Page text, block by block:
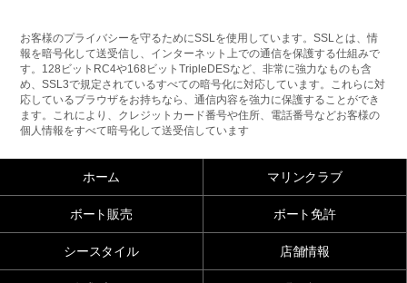
お客様のプライバシーを守るためにSSLを使用しています。SSLとは、情
報を暗号化して送受信し、インターネット上での通信を保護する仕組みで
す。128ビットRC4や168ビットTripleDESなど、非常に強力なものも含
め、SSL3で規定されているすべての暗号化に対応しています。これらに対
応しているブラウザをお持ちなら、通信内容を強力に保護することができ
ます。これにより、クレジットカード番号や住所、電話番号などお客様の
個人情報をすべて暗号化して送受信しています
ホーム マリンクラブ
ボート販売 ボート免許
シースタイル 店舗情報